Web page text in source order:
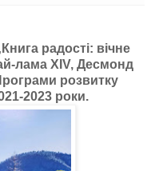
радості: вічне
лама XIV, Десмонд
розвитку
2023 роки.